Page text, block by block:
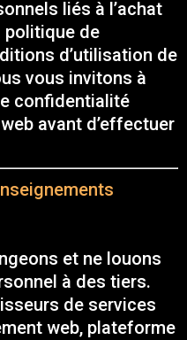
liés à l’achat
politique de
d’utilisation de
vous invitons à
confidentialité
avant d’effectuer
et ne louons
à des tiers.
de services
web, plateforme